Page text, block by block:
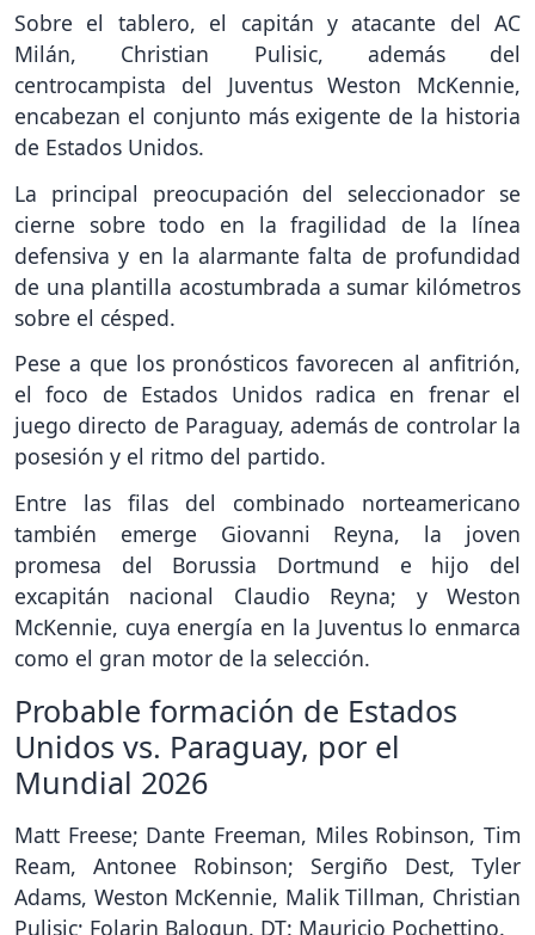
Sobre el tablero, el capitán y atacante del AC
Milán, Christian Pulisic, además del
centrocampista del Juventus Weston McKennie,
encabezan el conjunto más exigente de la historia
de Estados Unidos.
La principal preocupación del seleccionador se
cierne sobre todo en la fragilidad de la línea
defensiva y en la alarmante falta de profundidad
de una plantilla acostumbrada a sumar kilómetros
sobre el césped.
Pese a que los pronósticos favorecen al anfitrión,
el foco de Estados Unidos radica en frenar el
juego directo de Paraguay, además de controlar la
posesión y el ritmo del partido.
Entre las filas del combinado norteamericano
también emerge Giovanni Reyna, la joven
promesa del Borussia Dortmund e hijo del
excapitán nacional Claudio Reyna; y Weston
McKennie, cuya energía en la Juventus lo enmarca
como el gran motor de la selección.
Probable formación de Estados
Unidos vs. Paraguay, por el
Mundial 2026
Matt Freese; Dante Freeman, Miles Robinson, Tim
Ream, Antonee Robinson; Sergiño Dest, Tyler
Adams, Weston McKennie, Malik Tillman, Christian
Pulisic; Folarin Balogun. DT: Mauricio Pochettino.